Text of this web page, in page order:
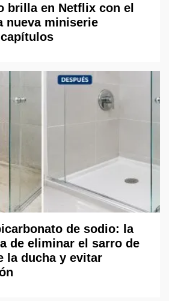
brilla en Netflix con el
nueva miniserie
de sodio: la
de eliminar el sarro de
la ducha y evitar